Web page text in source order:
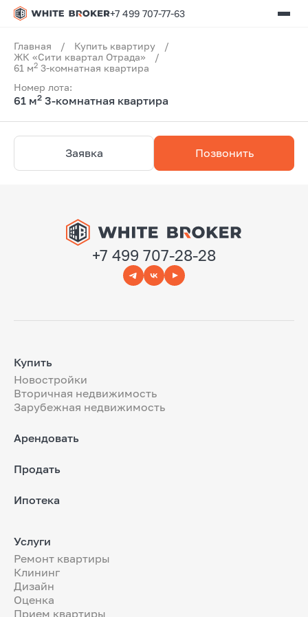
+7 499 707-77-63
Главная / Купить квартиру
/
ЖК «Сити квартал Отрада»
/
61 м2 3-комнатная квартира
Номер лота:
61 м2 3-комнатная квартира
Заявка Позвонить
+7 499 707-28-28
Купить
Новостройки
Вторичная недвижимость
Зарубежная недвижимость
Арендовать
Продать
Ипотека
Услуги
Ремонт квартиры
Клининг
Дизайн
Оценка
Прием квартиры